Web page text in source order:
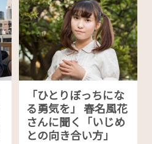
「ひとりぼっちにな
る勇気を」 春名風花
さんに聞く「いじめ
との向き合い方」